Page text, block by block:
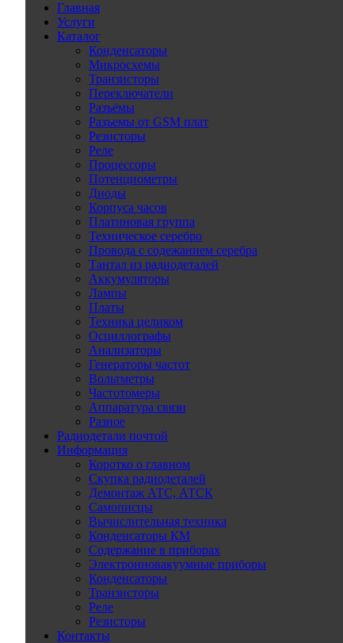
Главная
Услуги
Каталог
Конденсаторы
Микросхемы
Транзисторы
Переключатели
Разъёмы
Разъемы от GSM плат
Резисторы
Реле
Процессоры
Потенциометры
Диоды
Корпуса часов
Платиновая группа
Техническое серебро
Провода с содежанием серебра
Тантал из радиодеталей
Аккумуляторы
Лампы
Платы
Техника целиком
Осциллографы
Анализаторы
Генераторы частот
Вольтметры
Частотомеры
Аппаратура связи
Разное
Радиодетали почтой
Информация
Коротко о главном
Скупка радиодеталей
Демонтаж АТС, АТСК
Самописцы
Вычислительная техника
Конденсаторы КМ
Содержание в приборах
Электронновакуумные приборы
Конденсаторы
Транзисторы
Реле
Резисторы
Контакты